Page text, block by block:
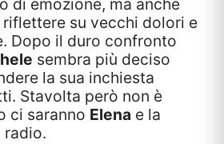
di emozione, ma anche
riflettere su vecchi dolori e
Dopo il duro confronto
sembra più deciso
la sua inchiesta
Stavolta però non è
ci saranno Elena e la
radio.